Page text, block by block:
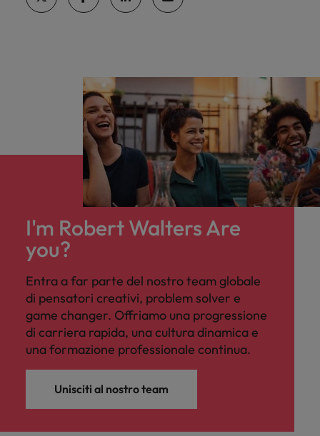
I'm Robert Walters Are
you?
Entra a far parte del nostro team globale
di pensatori creativi, problem solver e
game changer. Offriamo una progressione
di carriera rapida, una cultura dinamica e
una formazione professionale continua.
Unisciti al nostro team